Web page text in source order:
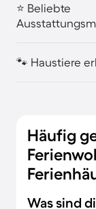
⭐ Beliebte
🐾 Haustiere
Häufig
Was sind